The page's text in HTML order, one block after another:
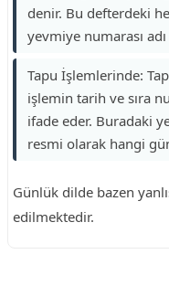
denir. Bu defterdeki
yevmiye numarası
Tapu İşlemlerinde:
işlemin tarih ve sıra
ifade eder. Buradaki
resmi olarak hangi gün
Günlük dilde bazen
edilmektedir.